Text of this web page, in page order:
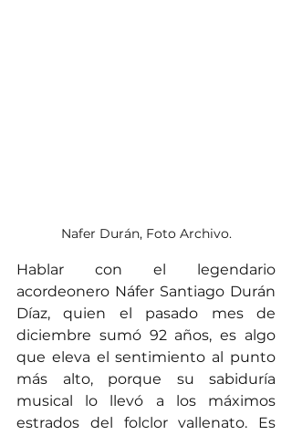
Nafer Durán, Foto Archivo.
Hablar con el legendario
acordeonero Náfer Santiago Durán
Díaz, quien el pasado mes de
diciembre sumó 92 años, es algo
que eleva el sentimiento al punto
más alto, porque su sabiduría
musical lo llevó a los máximos
estrados del folclor vallenato. Es